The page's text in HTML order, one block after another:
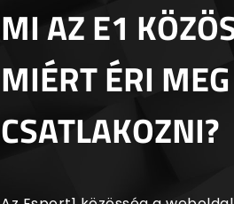
MI AZ E1
MIÉRT ÉRI MEG
CSATLAKOZNI?